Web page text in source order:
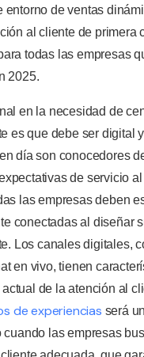
entorno de ventas
al cliente de primera
todas las empresas
2025.
en la necesidad de
es que debe ser digital
día son conocedores
de servicio
las empresas deben
conectadas al diseñar
Los canales digitales,
en vivo, tienen
de la atención al
de experiencias será
cuando las empresas